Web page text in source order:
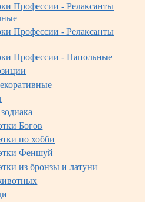
Профессии - Релаксанты
Профессии - Релаксанты
Профессии - Напольные
Богов
по хобби
Феншуй
из бронзы и латуни